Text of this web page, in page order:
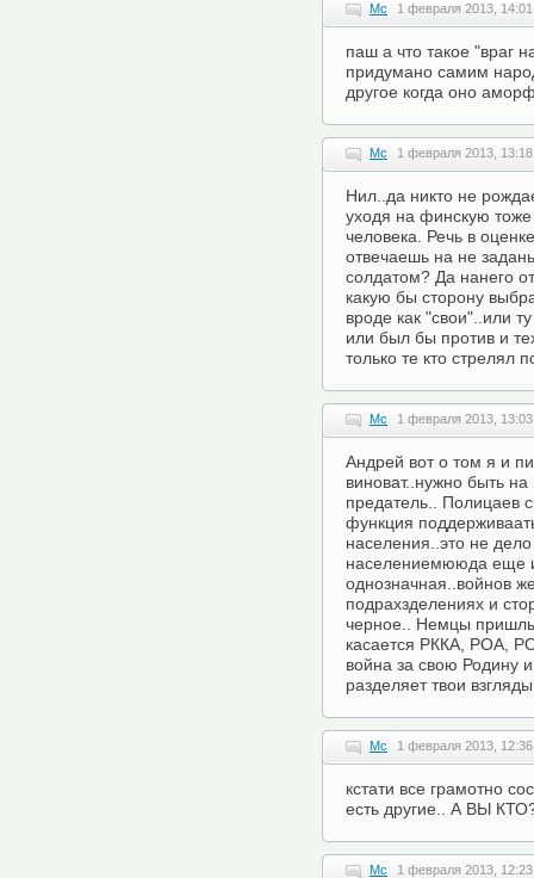
Mc 1 февраля 2013, 14:01
паш а что такое "враг
придумано самим
другое когда оно
Mc 1 февраля 2013, 13:18
Нил..да никто не
уходя на финскую тоже
человека. Речь в
отвечаешь на не
солдатом? Да нанего
какую бы сторону
вроде как "свои"..или
или был бы против и
только те кто стрелял
Mc 1 февраля 2013, 13:03
Андрей вот о том я и
виноват..нужно быть
предатель.. Полицаев
функция
населения..это не
населениемююда еще
однозначная..войнов
подрахзделениях и
черное.. Немцы
касается РККА, РОА,
война за свою Родину
разделяет твои
Mc 1 февраля 2013, 12:36
кстати все грамотно
есть другие.. А ВЫ
Mc 1 февраля 2013, 12:23